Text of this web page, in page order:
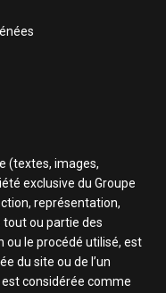
(textes, images,
exclusive du Groupe
représentation,
ou partie des
ou le procédé utilisé, est
du site ou de l’un
considérée comme